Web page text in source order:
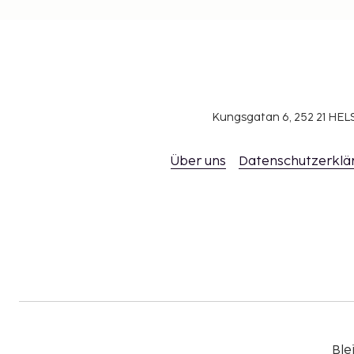
Gebühren und Kautionen enthalten eventuell
In dieser Unterkunft sind Gäste jeglicher
Kungsgatan 6, 252 21
Über uns